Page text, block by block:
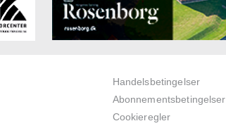
Handelsbetingelser
Abonnementsbetingelser
Cookieregler